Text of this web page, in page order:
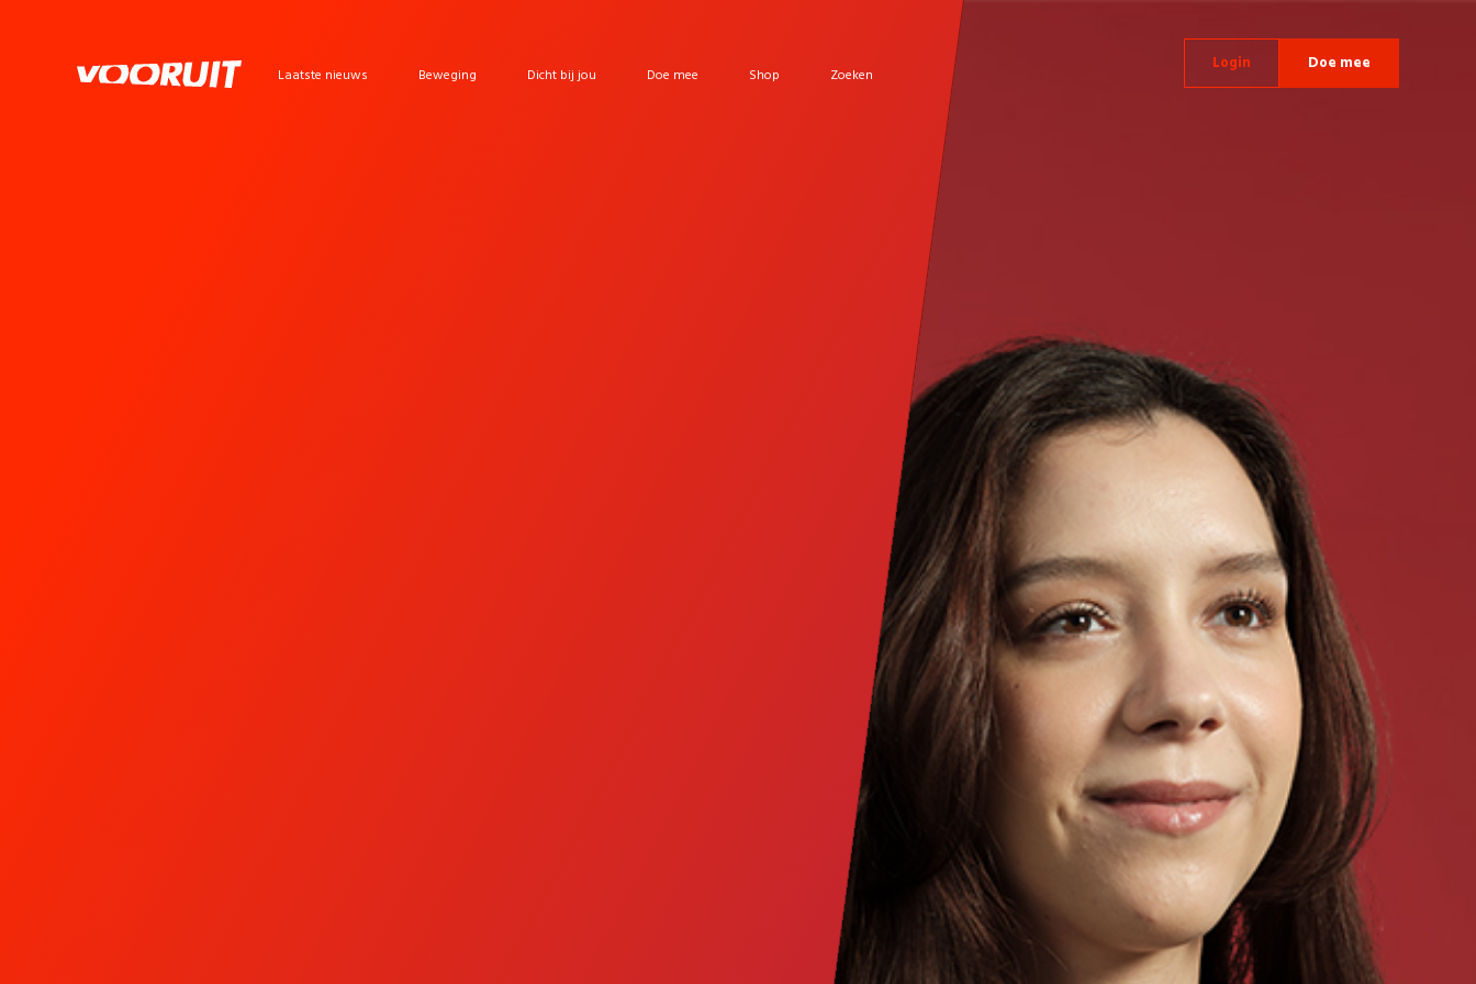
Laatste nieuws Beweging Dicht bij jou Doe mee Shop Zoeken
Login Doe mee